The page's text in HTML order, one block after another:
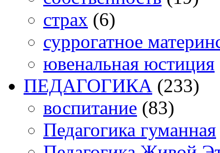
страх (6)
суррогатное
ювенальная юстиция
ПЕДАГОГИКА (233)
воспитание (83)
Педагогика гуманная